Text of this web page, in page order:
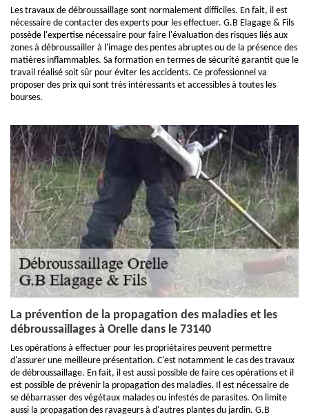
Les travaux de débroussaillage sont normalement difficiles. En fait, il est
nécessaire de contacter des experts pour les effectuer. G.B Elagage & Fils
possède l'expertise nécessaire pour faire l'évaluation des risques liés aux
zones à débroussailler à l'image des pentes abruptes ou de la présence des
matières inflammables. Sa formation en termes de sécurité garantit que le
travail réalisé soit sûr pour éviter les accidents. Ce professionnel va
proposer des prix qui sont très intéressants et accessibles à toutes les
bourses.
La prévention de la propagation des maladies et les
débroussaillages à Orelle dans le 73140
Les opérations à effectuer pour les propriétaires peuvent permettre
d'assurer une meilleure présentation. C'est notamment le cas des travaux
de débroussaillage. En fait, il est aussi possible de faire ces opérations et il
est possible de prévenir la propagation des maladies. Il est nécessaire de
se débarrasser des végétaux malades ou infestés de parasites. On limite
aussi la propagation des ravageurs à d'autres plantes du jardin. G.B